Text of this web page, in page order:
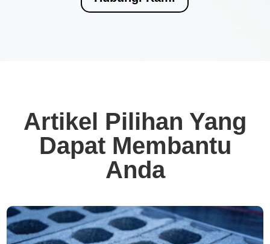
Artikel Pilihan Yang
Dapat Membantu
Anda